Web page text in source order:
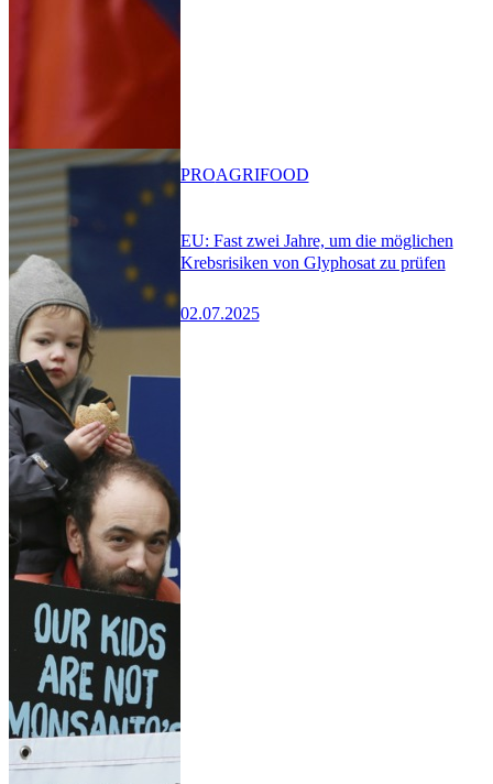
EU: Fast zwei Jahre, um die möglichen
Krebsrisiken von Glyphosat zu prüfen
02.07.2025
PROAGRIFOOD